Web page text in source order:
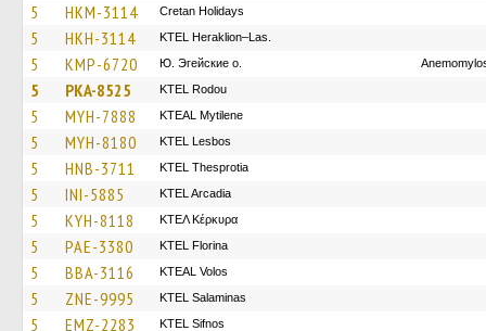
5 HKM-3114 Cretan Holidays
5 HKH-3114 KTEL Heraklion–Las.
5 KMP-6720 Ю. Эгейские о.
5 PKA-8525 ΚΤΕL Rodou
5 MYH-7888 KTEAL Mytilene
5 MYH-8180 KTEL Lesbos
5 HNB-3711 KTEL Thesprotia
5 INI-5885 KTEL Arcadia
5 KYH-8118 ΚΤΕΛ Κέρκυρα
5 PAE-3380 KTEL Florina
5 BBA-3116 KTEAL Volos
5 ZNE-9995 KTEL Salaminas
5 EMZ-2283 KTEL Sifnos